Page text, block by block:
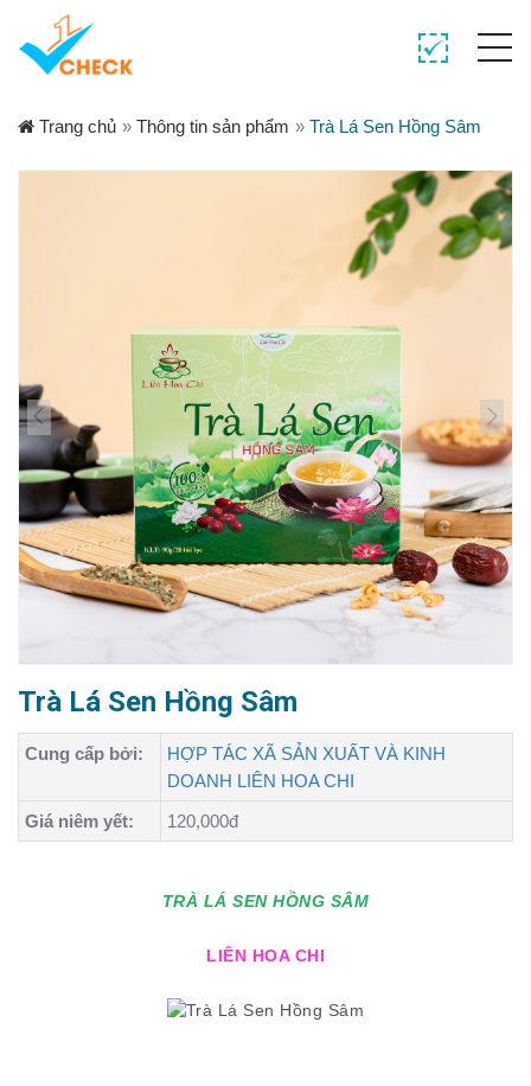
Trang chủ » Thông tin sản phẩm » Trà Lá Sen Hồng Sâm
Trà Lá Sen Hồng Sâm
Cung cấp bởi:
HỢP TÁC XÃ SẢN XUẤT VÀ KINH
DOANH LIÊN HOA CHI
Giá niêm yết:
120,000đ
TRÀ LÁ SEN HỒNG SÂM
LIÊN HOA CHI